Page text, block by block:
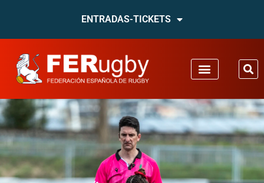
ENTRADAS-TICKETS